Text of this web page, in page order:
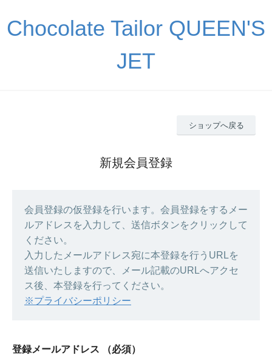
Chocolate Tailor QUEEN'S
JET
ショップへ戻る
新規会員登録
会員登録の仮登録を行います。会員登録をするメー
ルアドレスを入力して、送信ボタンをクリックして
ください。
入力したメールアドレス宛に本登録を行うURLを
送信いたしますので、メール記載のURLへアクセ
ス後、本登録を行ってください。
※プライバシーポリシー
登録メールアドレス （必須）